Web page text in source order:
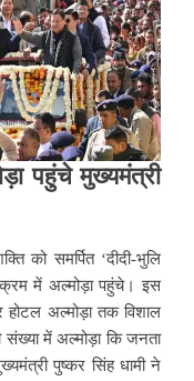
पहुंचे मुख्यमंत्री
को समर्पित ‘दीदी-भुलि
में अल्मोड़ा पहुंचे। इस
अल्मोड़ा तक विशाल
संख्या में अल्मोड़ा कि जनता
पुष्कर सिंह धामी ने